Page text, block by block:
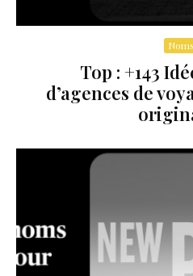
Noms
Top : +143
d’agences de